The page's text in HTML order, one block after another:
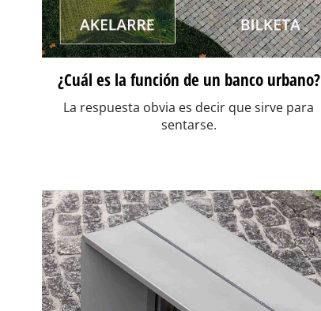
¿Cuál es la función de un banco urbano?
La respuesta obvia es decir que sirve para
sentarse.